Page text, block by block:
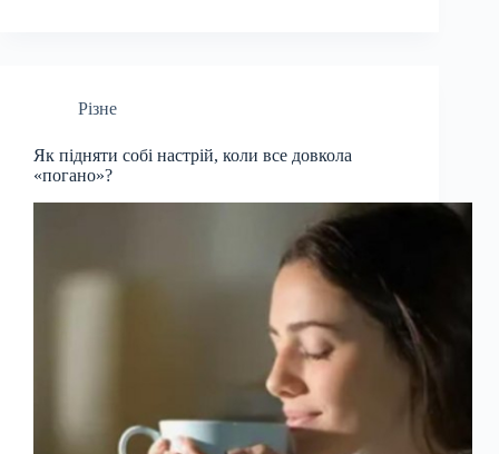
Різне
Як підняти собі настрій, коли все довкола
«погано»?